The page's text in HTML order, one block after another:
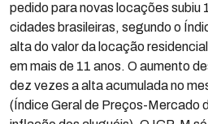
pedido para novas locações subiu
cidades brasileiras, segundo o
alta do valor da locação
em mais de 11 anos. O aumento
dez vezes a alta acumulada no
(Índice Geral de Preços-Mercado